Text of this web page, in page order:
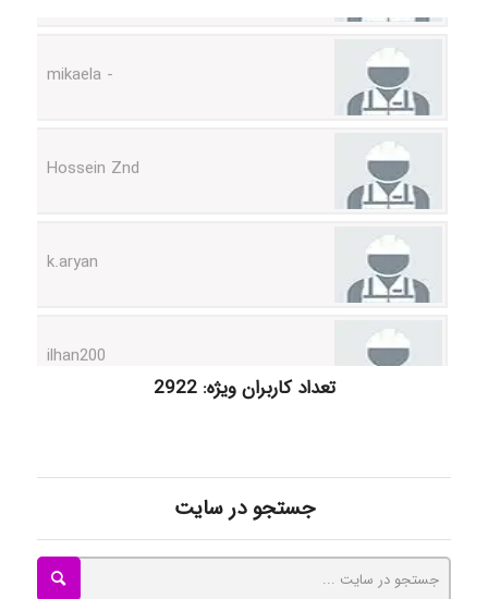
Tavan
تعداد کاربران ویژه: 2922
جستجو در سایت